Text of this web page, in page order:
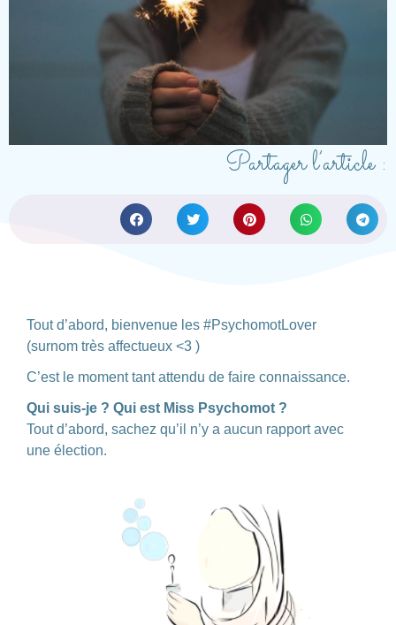
Partager l’article :
Tout d’abord, bienvenue les #PsychomotLover
(surnom très affectueux <3 )
C’est le moment tant attendu de faire connaissance.
Qui suis-je ? Qui est Miss Psychomot ?
Tout d’abord, sachez qu’il n’y a aucun rapport avec
une élection.